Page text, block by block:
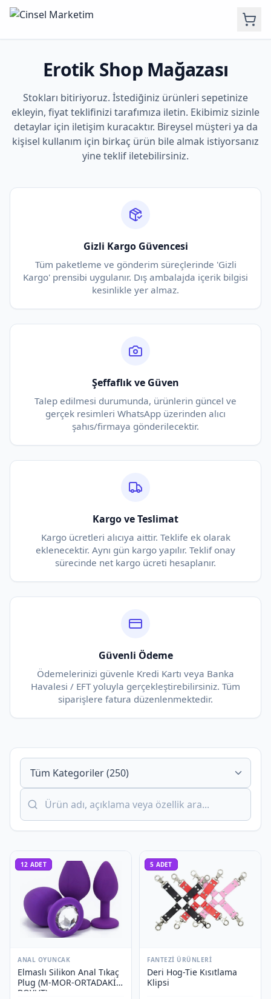
Erotik Shop Mağazası
Stokları bitiriyoruz. İstediğiniz ürünleri sepetinize
ekleyin, fiyat teklifinizi tarafımıza iletin. Ekibimiz sizinle
detaylar için iletişim kuracaktır. Bireysel müşteri ya da
kişisel kullanım için birkaç ürün bile almak istiyorsanız
yine teklif iletebilirsiniz.
Gizli Kargo Güvencesi
Tüm paketleme ve gönderim süreçlerinde 'Gizli
Kargo' prensibi uygulanır. Dış ambalajda içerik bilgisi
kesinlikle yer almaz.
Şeffaflık ve Güven
Talep edilmesi durumunda, ürünlerin güncel ve
gerçek resimleri WhatsApp üzerinden alıcı
şahıs/firmaya gönderilecektir.
Kargo ve Teslimat
Kargo ücretleri alıcıya aittir. Teklife ek olarak
eklenecektir. Aynı gün kargo yapılır. Teklif onay
sürecinde net kargo ücreti hesaplanır.
Güvenli Ödeme
Ödemelerinizi güvenle Kredi Kartı veya Banka
Havalesi / EFT yoluyla gerçekleştirebilirsiniz. Tüm
siparişlere fatura düzenlenmektedir.
12 ADET
ANAL OYUNCAK
Elmaslı Silikon Anal Tıkaç
Plug (M-MOR-ORTADAKİ
BOYUT)
5 ADET
FANTEZI ÜRÜNLERI
Deri Hog-Tie Kısıtlama
Klipsi